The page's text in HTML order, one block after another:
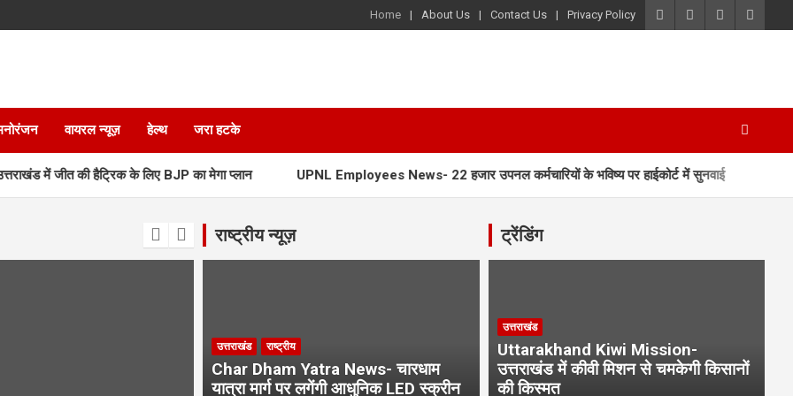
Home About Us Contact Us Privacy Policy
वायरल न्यूज़ हेल्थ जरा हटके
में जीत की हैट्रिक के लिए BJP का मेगा प्लान UPNL Employees News- 22 हजार उपनल कर्मचारियों के भविष्य पर हाईकोर्ट में सुनवाई
राष्ट्रीय न्यूज़
उत्तराखंड राष्ट्रीय
Char Dham Yatra News- चारधाम
यात्रा मार्ग पर लगेंगी आधुनिक LED स्क्रीन
ट्रेंडिंग
उत्तराखंड
Uttarakhand Kiwi Mission-
उत्तराखंड में कीवी मिशन से चमकेगी किसानों
की किस्मत